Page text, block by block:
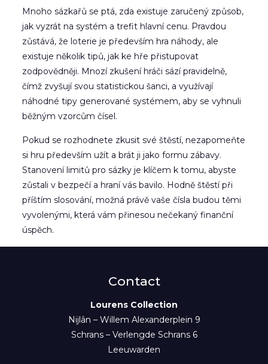
Mnoho sázkařů se ptá, zda existuje zaručený způsob,
jak vyzrát na systém a trefit hlavní cenu. Pravdou
zůstává, že loterie je především hra náhody, ale
existuje několik tipů, jak ke hře přistupovat
zodpovědněji. Mnozí zkušení hráči sází pravidelně,
čímž zvyšují svou statistickou šanci, a využívají
náhodné tipy generované systémem, aby se vyhnuli
běžným vzorcům čísel.
Pokud se rozhodnete zkusit své štěstí, nezapomeňte
si hru především užít a brát ji jako formu zábavy.
Stanovení limitů pro sázky je klíčem k tomu, abyste
zůstali v bezpečí a hraní vás bavilo. Hodně štěstí při
příštím slosování, možná právě vaše čísla budou těmi
vyvolenými, která vám přinesou nečekaný finanční
úspěch.
Contact
Lourens Collection
Nijlân – Willem Alexanderplein 9
Schrans – Verlengde Schrans 6
Leeuwarden